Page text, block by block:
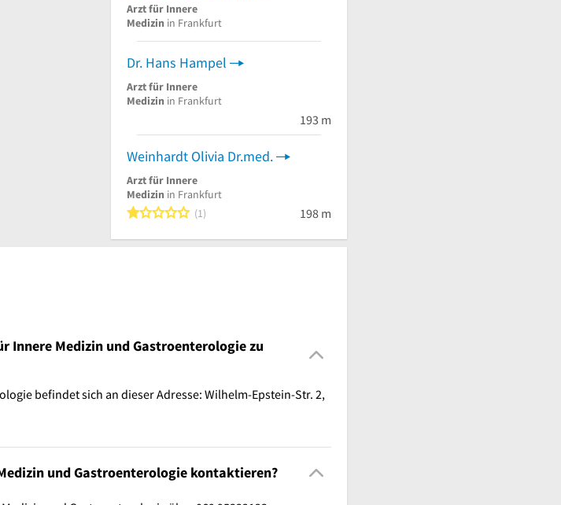
Arzt für Innere
Medizin in Frankfurt
Dr. Hans Hampel
Arzt für Innere
Medizin in Frankfurt
193 m
Weinhardt Olivia Dr.med.
Arzt für Innere
Medizin in Frankfurt
1 von 5 Sternen
1 198 m
Innere Medizin und Gastroenterologie zu
befindet sich an dieser Adresse: Wilhelm-Epstein-Str. 2,
und Gastroenterologie kontaktieren?